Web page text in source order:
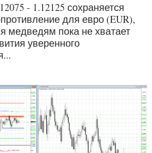
- 1.12125 сохраняется
для евро (EUR),
медведям пока не хватает
уверенного